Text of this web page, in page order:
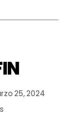
25, 2024